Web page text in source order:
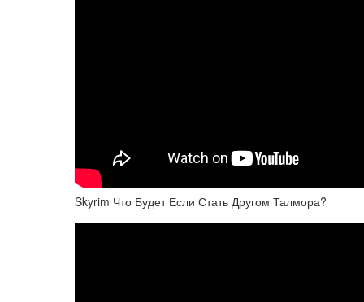
Skyrim Что Будет Если Стать Другом Талмора?